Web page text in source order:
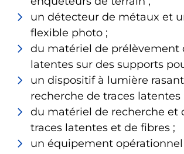
un détecteur de métaux et
flexible photo ;
du matériel de prélèvement
latentes sur des supports
un dispositif à lumière
recherche de traces latentes
du matériel de recherche et
traces latentes et de fibres ;
un équipement opérationnel